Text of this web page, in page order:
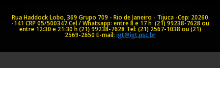
Rua Haddock Lobo, 369 Grupo 709 - Rio de Janeiro - Tijuca -Cep: 20260
-141 CRP 05/500347 Cel / Whatsapp: entre 8 e 17 h (21) 99238-7628 ou
entre 12:30 e 21:30 h (21) 99238-7628 Tel: (21) 2567-1038 ou (21)
2569-2650 E-mail: igt@igt.psc.br